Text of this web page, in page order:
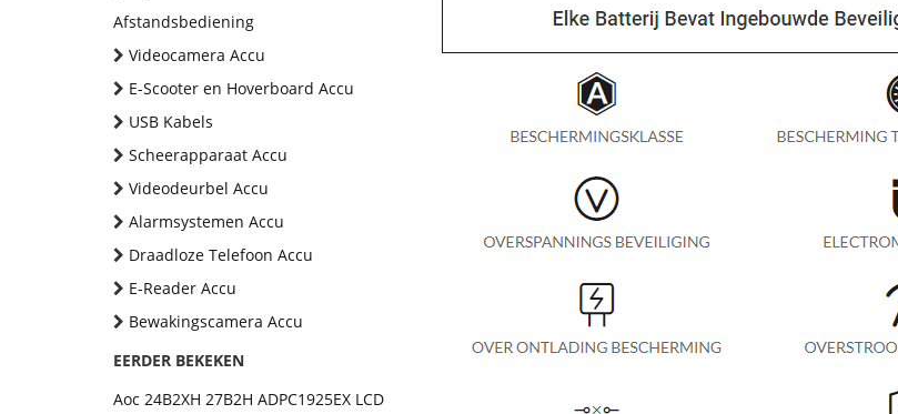
Afstandsbediening
Videocamera Accu
E-Scooter en Hoverboard Accu
USB Kabels
Scheerapparaat Accu
Videodeurbel Accu
Alarmsystemen Accu
Draadloze Telefoon Accu
E-Reader Accu
Bewakingscamera Accu
EERDER BEKEKEN
Aoc 24B2XH 27B2H ADPC1925EX LCD